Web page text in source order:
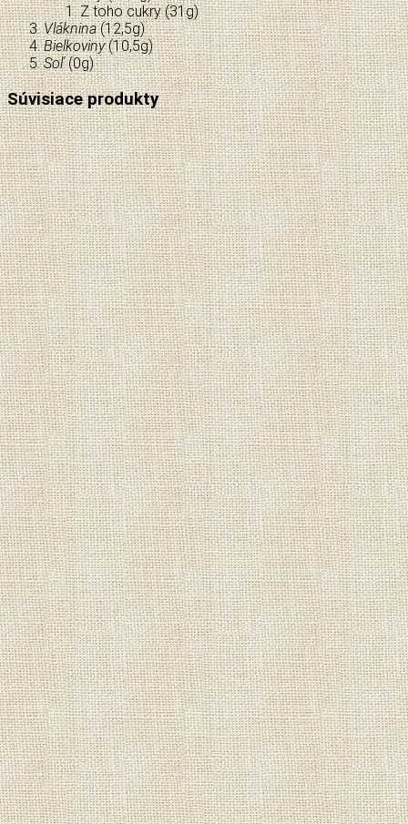
Z toho cukry (31g)
Vláknina(12,5g)
Bielkoviny(10,5g)
Soľ(0g)
Súvisiace produkty